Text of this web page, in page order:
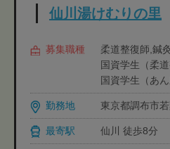
仙川湯けむりの里
募集職種
柔道整復師,鍼
国資学生（柔
国資学生（あ
勤務地 東京都調布市
最寄駅 仙川 徒歩8分